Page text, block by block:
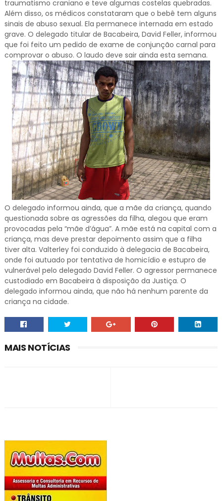
traumatismo craniano e teve algumas costelas quebradas.
Além disso, os médicos constataram que o bebê tem alguns
sinais de abuso sexual. Ela permanece internada em estado
grave. O delegado titular de Bacabeira, David Feller, informou
que foi feito um pedido de exame de conjunção carnal para
comprovar o abuso. O laudo deve sair ainda esta semana.
O delegado informou ainda, que a mãe da criança, quando
questionada sobre as agressões da filha, alegou que eram
provocadas pela “mãe d’água”. A mãe está na capital com a
criança, mas deve prestar depoimento assim que a filha
tiver alta. Valterley foi conduzido à delegacia de Bacabeira,
onde foi autuado por tentativa de homicídio e estupro de
vulnerável pelo delegado David Feller. O agressor permanece
custodiado em Bacabeira à disposição da Justiça. O
delegado informou ainda, que não há nenhum parente da
criança na cidade.
MAIS NOTÍCIAS